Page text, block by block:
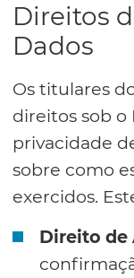
Direitos
Dados
Os titulares
direitos sob o
privacidade
sobre como
exercidos.
Direito de